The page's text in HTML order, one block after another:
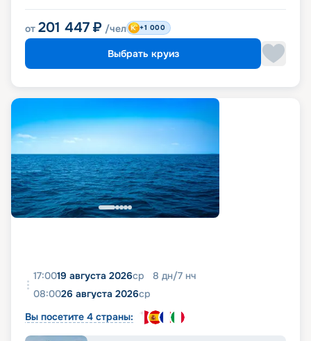
от 201 447 ₽ /чел +1 000
Выбрать круиз
17:0019 августа 2026ср 8 дн/7 нч
08:0026 августа 2026ср
Вы посетите 4 страны: